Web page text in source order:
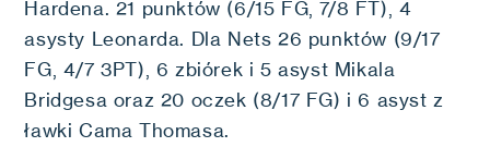
Hardena. 21 punktów (6/15 FG, 7/8 FT), 4
asysty Leonarda. Dla Nets 26 punktów (9/17
FG, 4/7 3PT), 6 zbiórek i 5 asyst Mikala
Bridgesa oraz 20 oczek (8/17 FG) i 6 asyst z
ławki Cama Thomasa.